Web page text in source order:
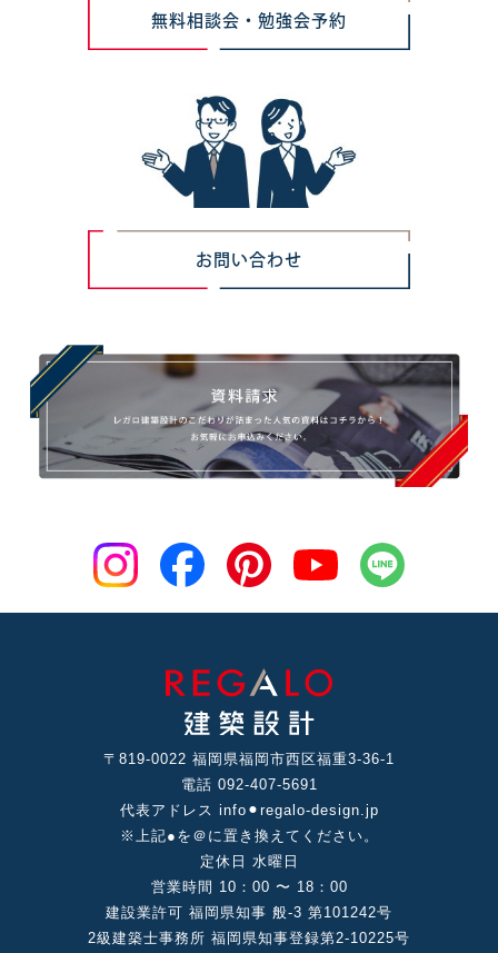
無料相談会・勉強会予約
お問い合わせ
〒819-0022 福岡県福岡市⻄区福重3-36-1
電話 092-407-5691
代表アドレス info⚫︎regalo-design.jp
※上記●を＠に置き換えてください。
定休⽇ ⽔曜⽇
営業時間 10：00 〜 18：00
建設業許可 福岡県知事 般-3 第101242号
2級建築⼠事務所 福岡県知事登録第2-10225号